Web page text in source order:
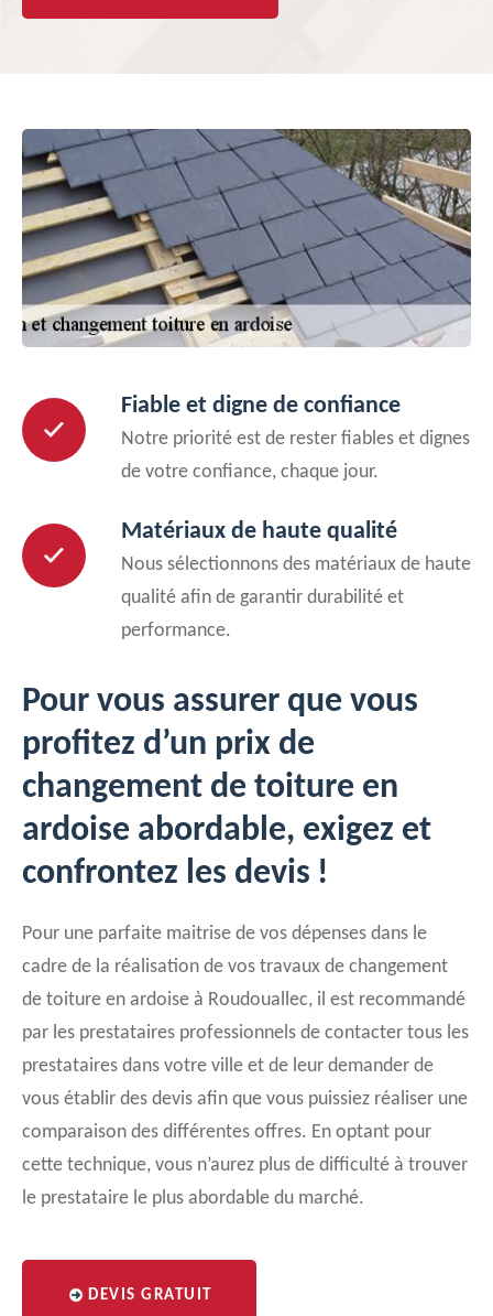
Fiable et digne de confiance
Notre priorité est de rester fiables et dignes
de votre confiance, chaque jour.
Matériaux de haute qualité
Nous sélectionnons des matériaux de haute
qualité afin de garantir durabilité et
performance.
Pour vous assurer que vous
profitez d’un prix de
changement de toiture en
ardoise abordable, exigez et
confrontez les devis !
Pour une parfaite maitrise de vos dépenses dans le
cadre de la réalisation de vos travaux de changement
de toiture en ardoise à Roudouallec, il est recommandé
par les prestataires professionnels de contacter tous les
prestataires dans votre ville et de leur demander de
vous établir des devis afin que vous puissiez réaliser une
comparaison des différentes offres. En optant pour
cette technique, vous n’aurez plus de difficulté à trouver
le prestataire le plus abordable du marché.
DEVIS GRATUIT